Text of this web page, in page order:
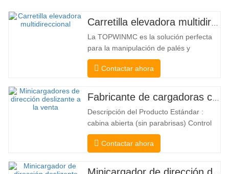
La TOPWINMC es la solución perfecta
para la manipulación de palés y
mercancías largas. Una auténtica
carretilla elevadora dos en uno que
elevadora y una de carga lateral. Su
silencioso y ecológico motor eléctrico y
la innovadora dirección HX de 360°
permiten…
Contactar ahora
Descripción del Producto Estándar :
cabina abierta (sin parabrisas) Control
Mecánico Acoplador y enganche rápido
tipo Bobcat Bomba hidráulica
Motor Válvula multifuncional de Italia
Contactar ahora